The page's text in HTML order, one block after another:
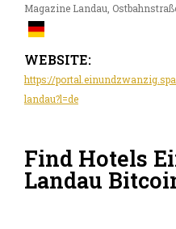
Magazine Landau,
WEBSITE:
https://
landau?l=de
Find Hotels
Landau